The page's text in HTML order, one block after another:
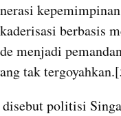
berbasis
menjadi
tak
politisi